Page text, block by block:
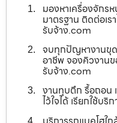
มองหาเครื่องจักร
มาตรฐาน ติดต่อเ
รับจ้าง.com
จบทุกปัญหางานขุ
อาชีพ จองคิวงาน
รับจ้าง.com
งานทุบตึก รื้อถอน
ไว้ใจได้ เรียกใช้บ